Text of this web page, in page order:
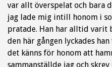
var allt överspelat och bara
jag lade mig intill honom i
pratade. Han har alltid varit
den här gången lyckades
det känns för honom att
sammanställde jag och